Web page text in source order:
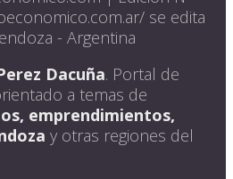
se edita
- Argentina
Dacuña. Portal de
a temas de
emprendimientos,
y otras regiones del